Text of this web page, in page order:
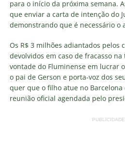
para o início da próxima semana.
que enviar a carta de intenção do
demonstrando que é necessário o
Os R$ 3 milhões adiantados pelos
devolvidos em caso de fracasso
vontade do Fluminense em lucrar
o pai de Gerson e porta-voz dos
quer que o filho atue no Barcelona
reunião oficial agendada pelo
PUBLICIDADE